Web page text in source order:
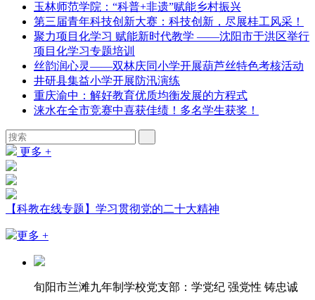
玉林师范学院：“科普+非遗”赋能乡村振兴
第三届青年科技创新大赛：科技创新，尽展桂工风采！
聚力项目化学习 赋能新时代教学 ——沈阳市于洪区举行
项目化学习专题培训
丝韵润心灵——双林庆同小学开展葫芦丝特色考核活动
井研县集益小学开展防汛演练
重庆渝中：解好教育优质均衡发展的方程式
涞水在全市竞赛中喜获佳绩！多名学生获奖！
更多 +
【科教在线专题】学习贯彻党的二十大精神
更多 +
旬阳市兰滩九年制学校党支部：学党纪 强党性 铸忠诚